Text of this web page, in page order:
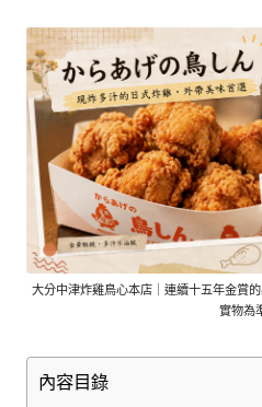
大分中津炸雞鳥心本店｜連續十五年金賞
實物為
內容目錄